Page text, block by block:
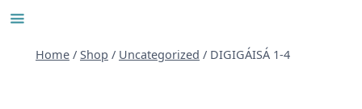
Skip
contentHome / Shop / Uncategorized / DIGIGÁISÁ 1-4